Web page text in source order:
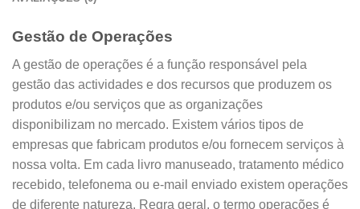
Gestão de Operações
A gestão de operações é a função responsável pela
gestão das actividades e dos recursos que produzem os
produtos e/ou serviços que as organizações
disponibilizam no mercado. Existem vários tipos de
empresas que fabricam produtos e/ou fornecem serviços à
nossa volta. Em cada livro manuseado, tratamento médico
recebido, telefonema ou e-mail enviado existem operações
de diferente natureza. Regra geral, o termo operações é